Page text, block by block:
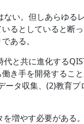
い。但しあらゆる
るとしていると断
ある。
と共に進化する
き手を開発するこ
ータ収集、(2)教育プ
増やす必要がある